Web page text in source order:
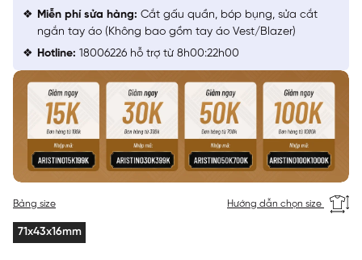
Bảng size Hướng dẫn chọn size
71x43x16mm
Miễn phí sửa hàng: Cắt gấu quần, bóp bụng, sửa cắt
ngắn tay áo (Không bao gồm tay áo Vest/Blazer)
Hotline: 18006226 hỗ trợ từ 8h00:22h00